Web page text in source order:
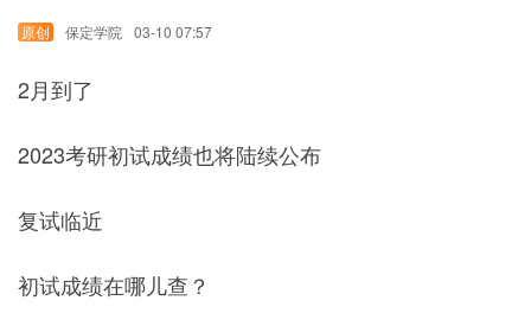
高考、大学，有那么重要吗？——高考天问|钟山说事
疫情下，这个技术行业很缺人！
保定学院 03-10 07:57
2月到了
2023考研初试成绩也将陆续公布
复试临近
初试成绩在哪儿查？